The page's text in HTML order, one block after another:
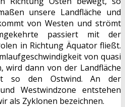
unsere Landfläche und
von Westen und strömt
passiert mit der
in Richtung Äquator fließt.
von quasi
dann von der Landfläche
so den Ostwind. An der
Westwindzone entstehen
als Zyklonen bezeichnen.